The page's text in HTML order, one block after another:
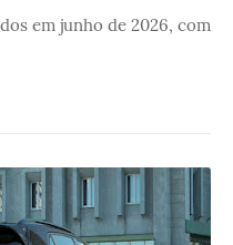
em junho de 2026, com